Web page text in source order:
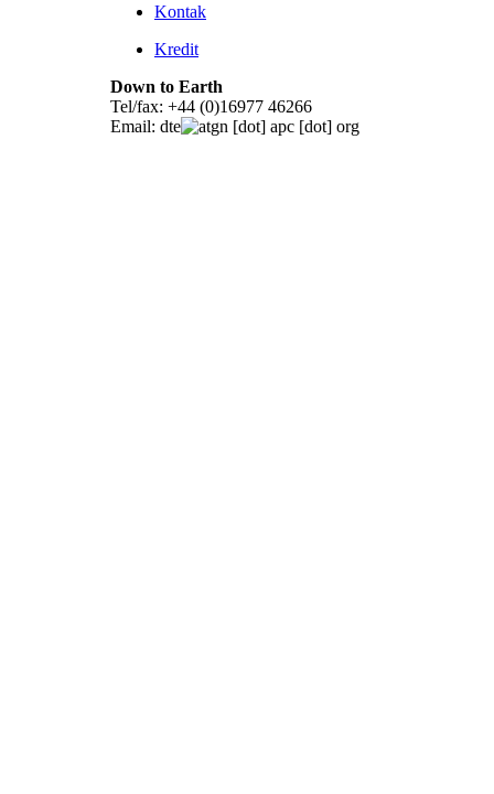
Kontak
Kredit
Down to Earth
Tel/fax: +44 (0)16977 46266
Email: dte gn [dot] apc [dot] org